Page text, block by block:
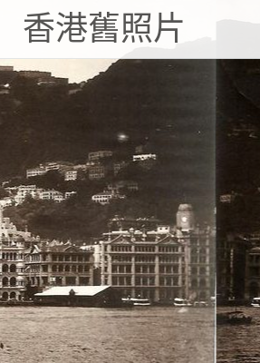
Skip
content
香港舊照片